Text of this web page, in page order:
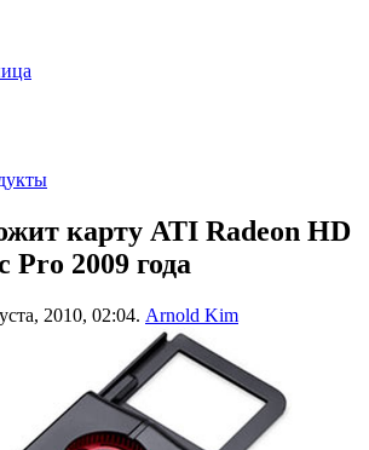
карту ATI Radeon HD
Pro 2009 года
2010, 02:04. Arnold Kim